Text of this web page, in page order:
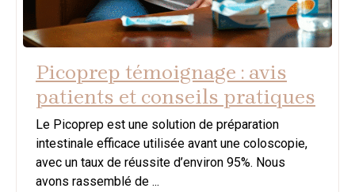
Picoprep témoignage : avis
patients et conseils pratiques
Le Picoprep est une solution de préparation
intestinale efficace utilisée avant une coloscopie,
avec un taux de réussite d’environ 95%. Nous
avons rassemblé de ...